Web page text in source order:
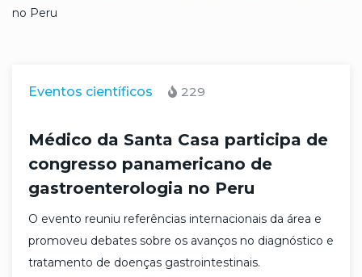
no Peru
Eventos científicos 229
Médico da Santa Casa participa de
congresso panamericano de
gastroenterologia no Peru
O evento reuniu referências internacionais da área e
promoveu debates sobre os avanços no diagnóstico e
tratamento de doenças gastrointestinais.